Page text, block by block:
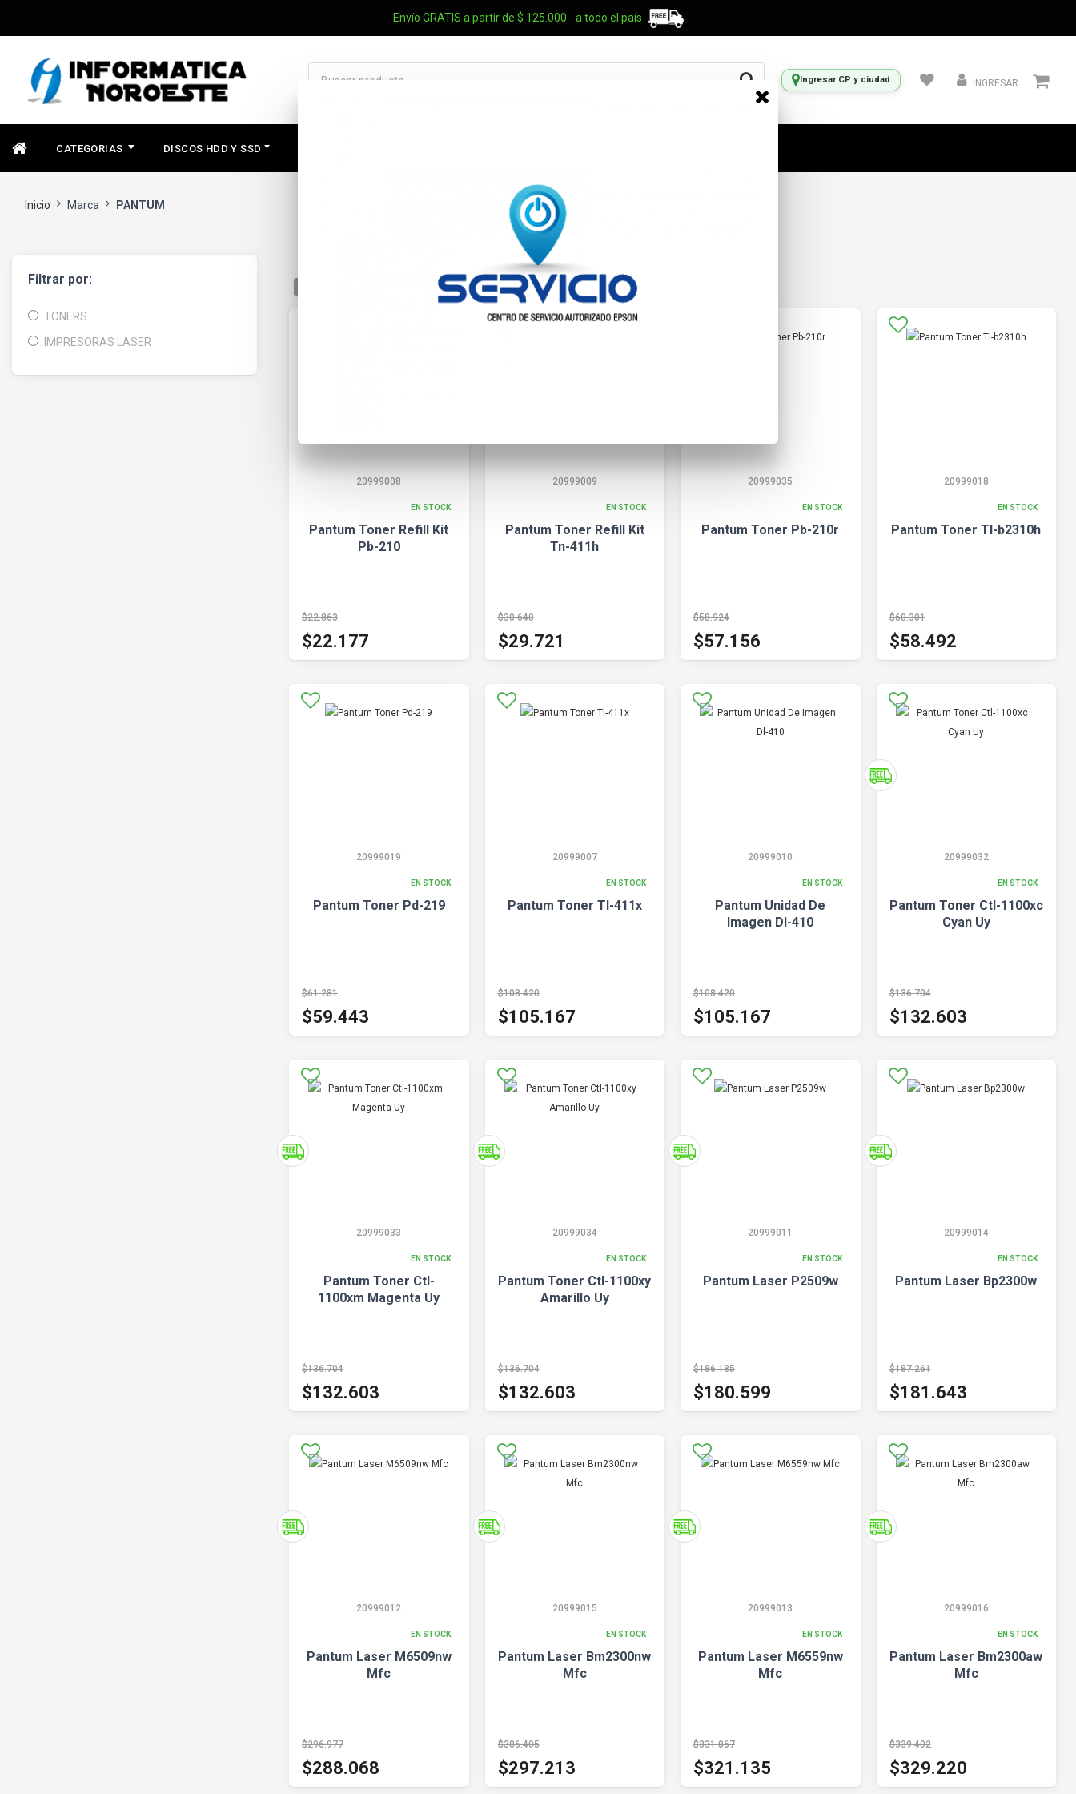
Envío GRATIS a partir de $ 125.000.- a todo el país
Ingresar CP y ciudad INGRESAR
CATEGORIAS DISCOS HDD Y SSD
Inicio Marca PANTUM
Filtrar por:
TONERS
IMPRESORAS LASER
20999008
EN STOCK
Pantum Toner Refill Kit
Pb-210
$22.863
$22.177
20999009
EN STOCK
Pantum Toner Refill Kit
Tn-411h
$30.640
$29.721
20999035
EN STOCK
Pantum Toner Pb-210r
$58.924
$57.156
20999018
EN STOCK
Pantum Toner Tl-b2310h
$60.301
$58.492
20999019
EN STOCK
Pantum Toner Pd-219
$61.281
$59.443
20999007
EN STOCK
Pantum Toner Tl-411x
$108.420
$105.167
20999010
EN STOCK
Pantum Unidad De
Imagen Dl-410
$108.420
$105.167
20999032
EN STOCK
Pantum Toner Ctl-1100xc
Cyan Uy
$136.704
$132.603
20999033
EN STOCK
Pantum Toner Ctl-
1100xm Magenta Uy
$136.704
$132.603
20999034
EN STOCK
Pantum Toner Ctl-1100xy
Amarillo Uy
$136.704
$132.603
20999011
EN STOCK
Pantum Laser P2509w
$186.185
$180.599
20999014
EN STOCK
Pantum Laser Bp2300w
$187.261
$181.643
20999012
EN STOCK
Pantum Laser M6509nw
Mfc
$296.977
$288.068
20999015
EN STOCK
Pantum Laser Bm2300nw
Mfc
$306.405
$297.213
20999013
EN STOCK
Pantum Laser M6559nw
Mfc
$331.067
$321.135
20999016
EN STOCK
Pantum Laser Bm2300aw
Mfc
$339.402
$329.220